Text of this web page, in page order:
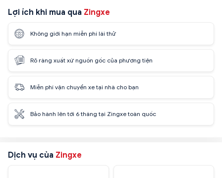
Lợi ích khi mua qua Zingxe
Không giới hạn miễn phí lái thử
Rõ ràng xuất xứ nguồn gốc của phương tiện
Miễn phí vận chuyển xe tại nhà cho bạn
Bảo hành lên tới 6 tháng tại Zingxe toàn quốc
Dịch vụ của Zingxe